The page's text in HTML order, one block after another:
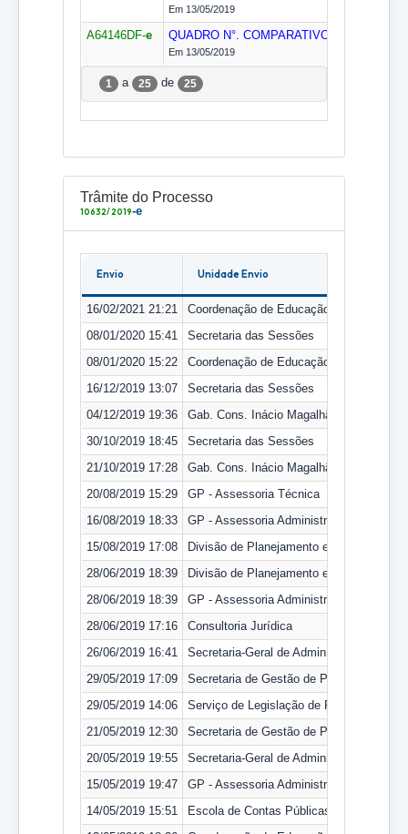
Em 13/05/2019
A64146DF-e QUADRO N°. COMPARATIVO/2019
Em 13/05/2019
1 a 25 de 25
Trâmite do Processo
10632/2019-e
Envio Unidade Envio
16/02/2021 21:21
Coordenação de Educação Corporativa
08/01/2020 15:41
Secretaria das Sessões
08/01/2020 15:22
Coordenação de Educação Corporativa
16/12/2019 13:07
Secretaria das Sessões
04/12/2019 19:36
Gab. Cons. Inácio Magalhães
30/10/2019 18:45
Secretaria das Sessões
21/10/2019 17:28
Gab. Cons. Inácio Magalhães
20/08/2019 15:29
GP - Assessoria Técnica
16/08/2019 18:33
GP - Assessoria Administrativa
15/08/2019 17:08
Divisão de Planejamento e Moder.
28/06/2019 18:39
Divisão de Planejamento e Moder.
28/06/2019 18:39
GP - Assessoria Administrativa
28/06/2019 17:16
Consultoria Jurídica
26/06/2019 16:41
Secretaria-Geral de Administração
29/05/2019 17:09
Secretaria de Gestão de Pessoas
29/05/2019 14:06
Serviço de Legislação de Pessoal
21/05/2019 12:30
Secretaria de Gestão de Pessoas
20/05/2019 19:55
Secretaria-Geral de Administração
15/05/2019 19:47
GP - Assessoria Administrativa
14/05/2019 15:51
Escola de Contas Públicas